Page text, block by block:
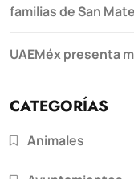
familias de San
UAEMéx presenta
CATEGORÍAS
Animales